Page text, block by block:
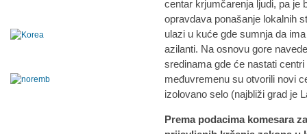
centar krjumčarenja ljudi, pa je
opravdava ponašanje lokalnih
ulazi u kuće gde sumnja da
azilanti. Na osnovu gore
sredinama gde će nastati
međuvremenu su otvorili novi
izolovano selo (najbliži grad je
Prema podacima komesara